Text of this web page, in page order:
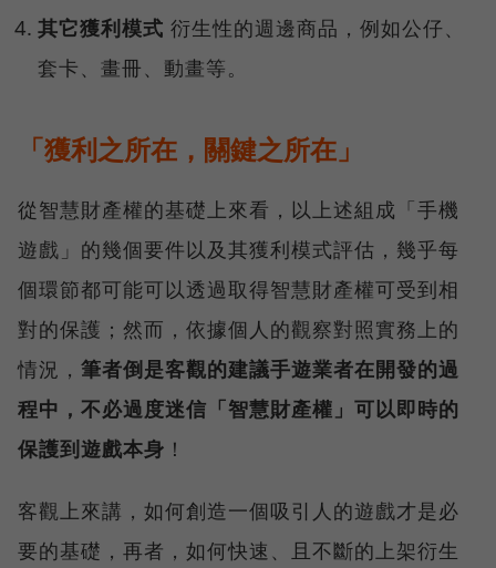
其它獲利模式 衍生性的週邊商品，例如公仔、
套卡、畫冊、動畫等。
「獲利之所在，關鍵之所在」
從智慧財產權的基礎上來看，以上述組成「手機
遊戲」的幾個要件以及其獲利模式評估，幾乎每
個環節都可能可以透過取得智慧財產權可受到相
對的保護；然而，依據個人的觀察對照實務上的
情況， 筆者倒是客觀的建議手遊業者在開發的過
程中，不必過度迷信「智慧財產權」可以即時的
保護到遊戲本身 ！
客觀上來講，如何創造一個吸引人的遊戲才是必
要的基礎，再者，如何快速、且不斷的上架衍生